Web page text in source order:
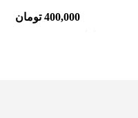
400,000 تومان